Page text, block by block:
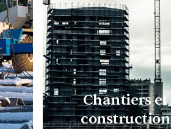
Chantiers et
construction